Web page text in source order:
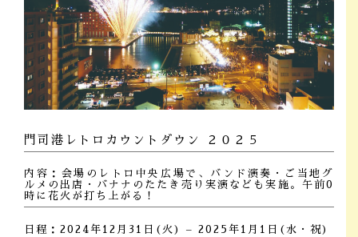
門司港レトロカウントダウン ２０２５
内容：会場のレトロ中央広場で、バンド演奏・ご当地グ
ルメの出店・バナナのたたき売り実演なども実施。午前0
時に花火が打ち上がる！
日程：2024年12月31日(火) – 2025年1月1日(水・祝)